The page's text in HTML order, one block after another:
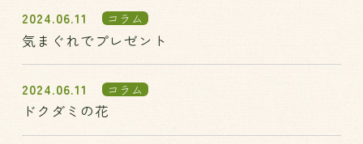
2024.06.11 コラム
気まぐれでプレゼント
2024.06.11 コラム
ドクダミの花